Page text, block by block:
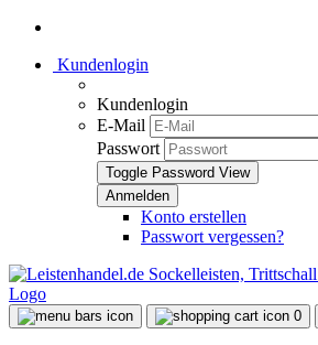
Kundenlogin
Kundenlogin
E-Mail
Passwort
Toggle Password View
Konto erstellen
Passwort vergessen?
0